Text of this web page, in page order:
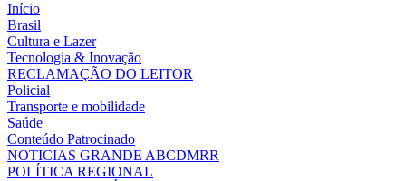
Início
Brasil
Cultura e Lazer
Tecnologia & Inovação
RECLAMAÇÃO DO LEITOR
Policial
Transporte e mobilidade
Saúde
Conteúdo Patrocinado
NOTICIAS GRANDE ABCDMRR
POLÍTICA REGIONAL